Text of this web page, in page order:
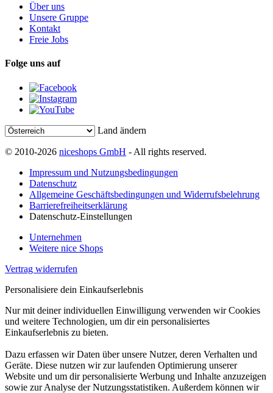
Über uns
Unsere Gruppe
Kontakt
Freie Jobs
Folge uns auf
Land ändern
© 2010-2026 niceshops GmbH - All rights reserved.
Impressum und Nutzungsbedingungen
Datenschutz
Allgemeine Geschäftsbedingungen und Widerrufsbelehrung
Barrierefreiheitserklärung
Datenschutz-Einstellungen
Unternehmen
Weitere nice Shops
Vertrag widerrufen
Personalisiere dein Einkaufserlebnis
Nur mit deiner individuellen Einwilligung verwenden wir Cookies
und weitere Technologien, um dir ein personalisiertes
Einkaufserlebnis zu bieten.
Dazu erfassen wir Daten über unsere Nutzer, deren Verhalten und
Geräte. Diese nutzen wir zur laufenden Optimierung unserer
Website und um dir personalisierte Werbung und Inhalte anzuzeigen
sowie zur Analyse der Nutzungsstatistiken. Außerdem können wir